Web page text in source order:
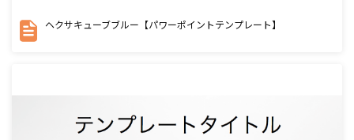
ヘクサキューブブルー【パワーポイントテンプレート】